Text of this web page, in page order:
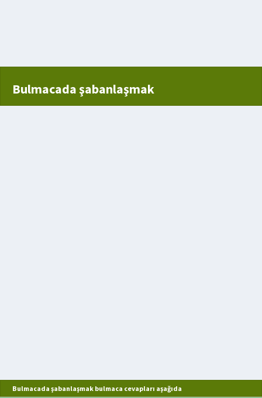
Bulmacada şabanlaşmak
Bulmacada şabanlaşmak bulmaca cevapları aşağıda